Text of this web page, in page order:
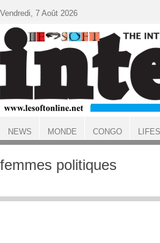
ACCUEIL
femmes politiques
Vendredi, 7 Août 2026
NEWS MONDE CONGO